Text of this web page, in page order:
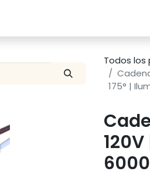
Todos
175° |